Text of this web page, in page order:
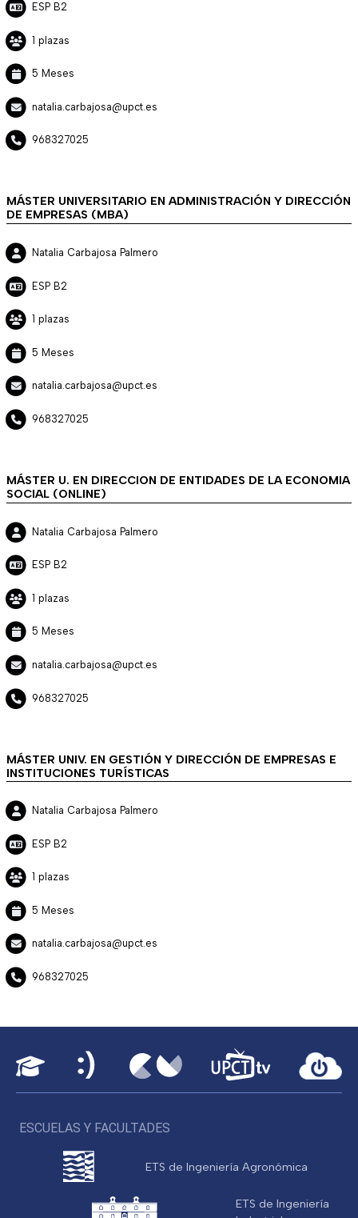
ESP B2
1 plazas
5 Meses
natalia.carbajosa@upct.es
968327025
MÁSTER UNIVERSITARIO EN ADMINISTRACIÓN Y DIRECCIÓN
DE EMPRESAS (MBA)
Natalia Carbajosa Palmero
ESP B2
1 plazas
5 Meses
natalia.carbajosa@upct.es
968327025
MÁSTER U. EN DIRECCION DE ENTIDADES DE LA ECONOMIA
SOCIAL (ONLINE)
Natalia Carbajosa Palmero
ESP B2
1 plazas
5 Meses
natalia.carbajosa@upct.es
968327025
MÁSTER UNIV. EN GESTIÓN Y DIRECCIÓN DE EMPRESAS E
INSTITUCIONES TURÍSTICAS
Natalia Carbajosa Palmero
ESP B2
1 plazas
5 Meses
natalia.carbajosa@upct.es
968327025
ESCUELAS Y FACULTADES
ETS de Ingeniería Agronómica
ETS de Ingeniería